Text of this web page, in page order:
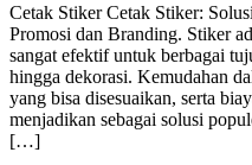
Cetak Stiker Cetak Stiker:
Promosi dan Branding. Stiker
sangat efektif untuk berbagai
hingga dekorasi. Kemudahan
yang bisa disesuaikan, serta
menjadikan sebagai solusi
[…]